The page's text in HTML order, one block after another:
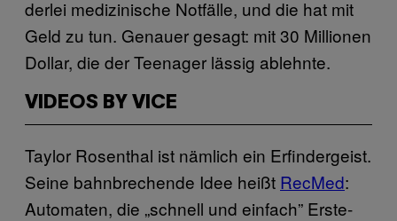
derlei medizinische Notfälle, und die hat mit
Geld zu tun. Genauer gesagt: mit 30 Millionen
Dollar, die der Teenager lässig ablehnte.
VIDEOS BY VICE
Taylor Rosenthal ist nämlich ein Erfindergeist.
Seine bahnbrechende Idee heißt RecMed:
Automaten, die „schnell und einfach” Erste-